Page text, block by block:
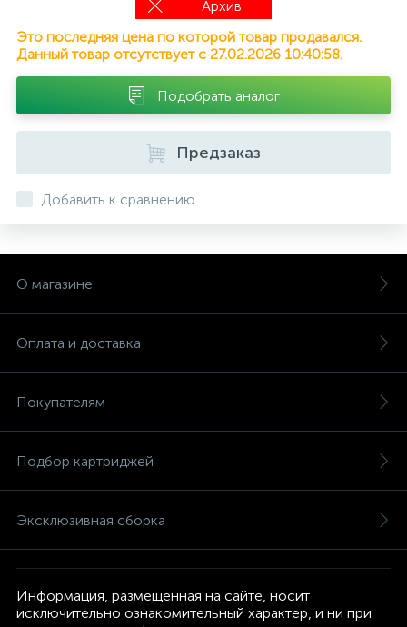
Архив
Это последняя цена по которой товар продавался.
Данный товар отсутствует с 27.02.2026 10:40:58.
Подобрать аналог
Предзаказ
Добавить к сравнению
О магазине
Оплата и доставка
Покупателям
Подбор картриджей
Эксклюзивная сборка
Информация, размещенная на сайте, носит
исключительно ознакомительный характер, и ни при